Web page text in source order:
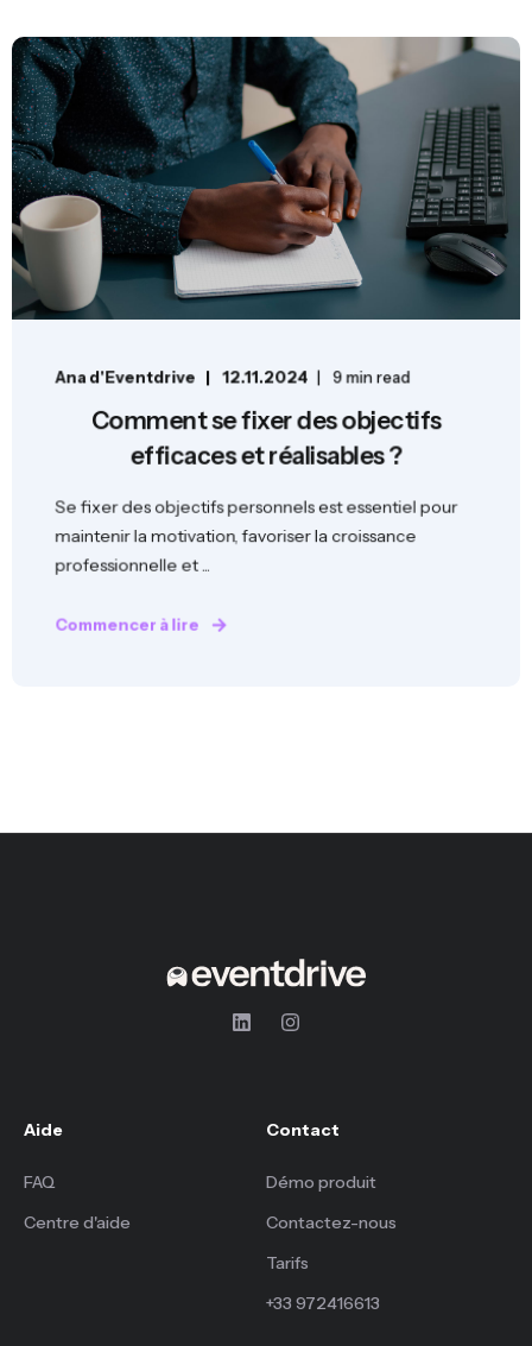
Ana d'Eventdrive 12.11.2024 9 min read
Comment se fixer des objectifs
efficaces et réalisables ?
Se fixer des objectifs personnels est essentiel pour
maintenir la motivation, favoriser la croissance
professionnelle et ...
Commencer à lire
Aide
FAQ
Centre d'aide
Contact
Démo produit
Contactez-nous
Tarifs
+33 972416613